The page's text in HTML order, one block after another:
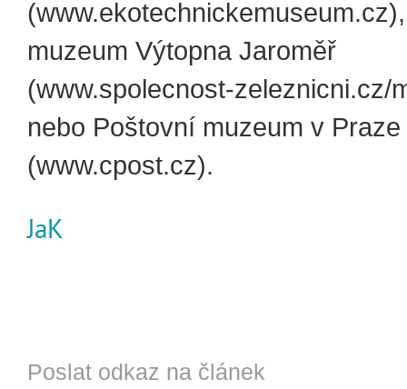
muzeum Výtopna Jaroměř
(www.spolecnost-zeleznicni.cz/
nebo Poštovní muzeum v Praze
(www.cpost.cz).
JaK
Poslat odkaz na článek